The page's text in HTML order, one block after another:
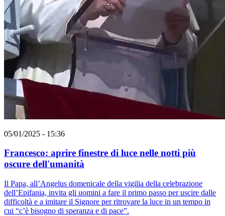
05/01/2025 - 15:36
Francesco: aprire finestre di luce nelle notti più
oscure dell'umanità
Il Papa, all’Angelus domenicale della vigilia della celebrazione
dell’Epifania, invita gli uomini a fare il primo passo per uscire dalle
difficoltà e a imitare il Signore per ritrovare la luce in un tempo in
cui “c’è bisogno di speranza e di pace”.